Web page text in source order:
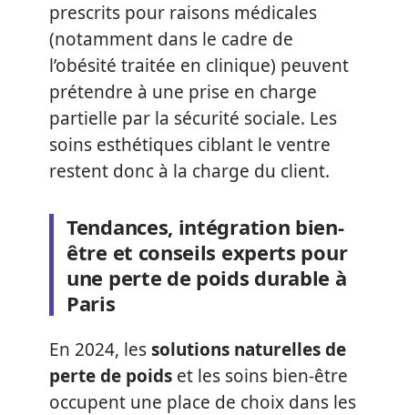
prescrits pour raisons médicales
(notamment dans le cadre de
l’obésité traitée en clinique) peuvent
prétendre à une prise en charge
partielle par la sécurité sociale. Les
soins esthétiques ciblant le ventre
restent donc à la charge du client.
Tendances, intégration bien-
être et conseils experts pour
une perte de poids durable à
Paris
En 2024, lessolutions naturelles de
perte de poids et les soins bien-être
occupent une place de choix dans les